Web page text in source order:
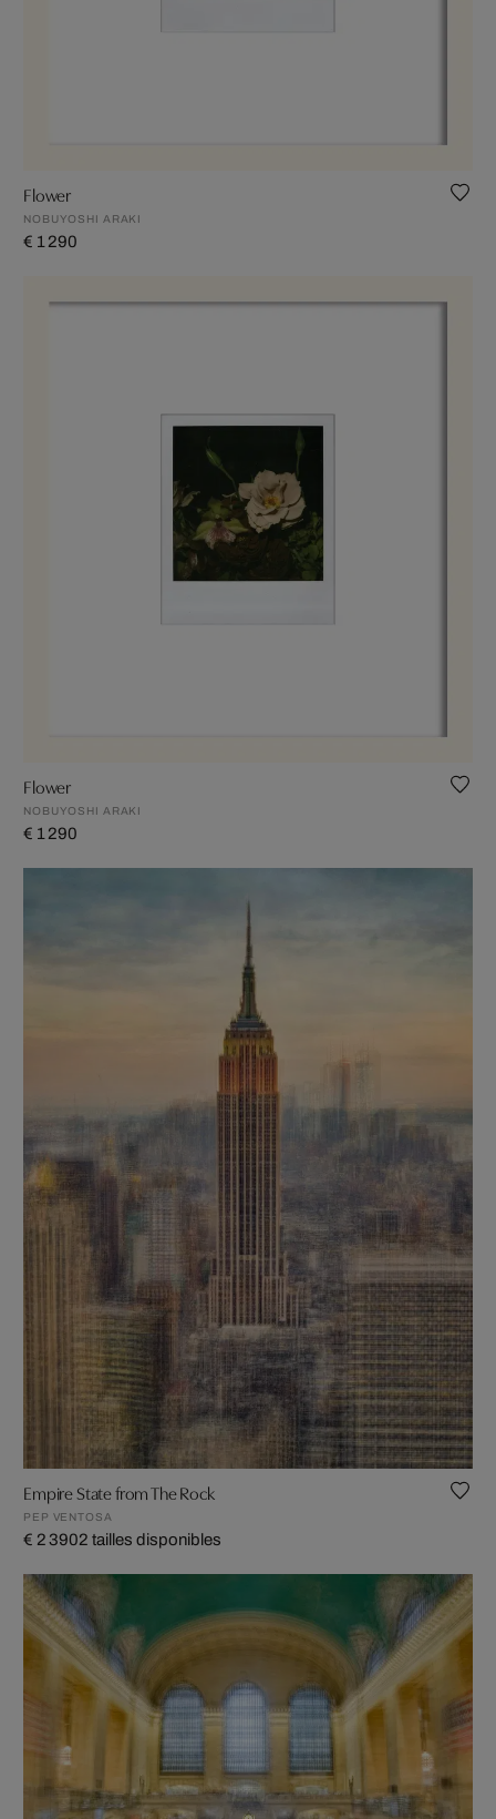
Flower
NOBUYOSHI ARAKI
€ 1 290
Flower
NOBUYOSHI ARAKI
€ 1 290
Empire State from The Rock
PEP VENTOSA
€ 2 3902 tailles disponibles